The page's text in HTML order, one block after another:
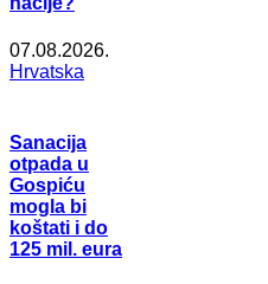
07.08.2026.
Hrvatska
Sanacija
otpada u
Gospiću
mogla bi
koštati i do
125 mil. eura